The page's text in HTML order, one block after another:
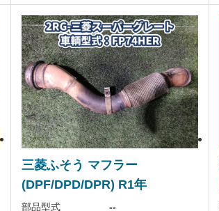
三菱ふそう マフラー
(DPF/DPD/DPR) R1年
部品型式 --